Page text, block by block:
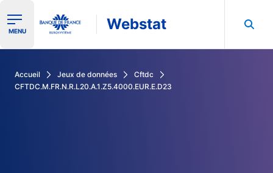
Ouvrir le menu de navigation
MENU Webstat
Accueil Jeux de données
Cftdc
CFTDC.M.FR.N.R.L20.A.1.Z5.4000.EUR.E.D23